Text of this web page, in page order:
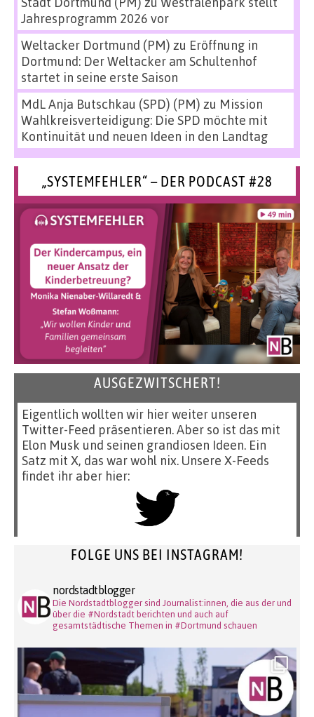
Jahresprogramm 2026 vor
Weltacker Dortmund (PM) zu Eröffnung in
Dortmund: Der Weltacker am Schultenhof
startet in seine erste Saison
MdL Anja Butschkau (SPD) (PM) zu Mission
Wahlkreisverteidigung: Die SPD möchte mit
Kontinuität und neuen Ideen in den Landtag
„SYSTEMFEHLER“ – DER PODCAST #28
AUSGEZWITSCHERT!
Eigentlich wollten wir hier weiter unseren
Twitter-Feed präsentieren. Aber so ist das mit
Elon Musk und seinen grandiosen Ideen. Ein
Satz mit X, das war wohl nix. Unsere X-Feeds
findet ihr aber hier:
FOLGE UNS BEI INSTAGRAM!
nordstadtblogger
Die Nordstadtblogger sind Journalist:innen, die aus der und
über die #Nordstadt berichten und auch auf
gesamtstädtische Themen in #Dortmund schauen